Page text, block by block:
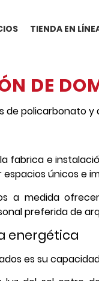
TIENDA EN
DE
fabrica e
únicos e
a medida
preferida de
energética
es su